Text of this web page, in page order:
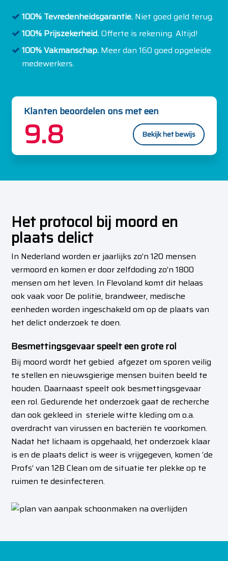
100% Tevredenheidsgarantie. Niet goed geld terug.
100% Prijszekerheid. Offerte is rekening. Altijd!
100% Vakmanschap. Meer dan 160 goed opgeleide
medewerkers.
Klanten beoordelen ons met een
9.8 Bekijk het bewijs
Het protocol bij moord en
plaats delict
In Nederland worden er jaarlijks zo’n 120 mensen
vermoord en komen er door zelfdoding zo’n 1800
mensen om het leven. In Flevoland komt dit helaas
ook vaak voor De politie, brandweer, medische
eenheden worden ingeschakeld om op de plaats van
het delict onderzoek te doen.
Besmettingsgevaar speelt een grote rol
Bij moord wordt het gebied afgezet om sporen veilig
te stellen en nieuwsgierige mensen buiten beeld te
houden. Daarnaast speelt ook besmettingsgevaar
een rol. Gedurende het onderzoek gaat de recherche
dan ook gekleed in steriele witte kleding om o.a.
overdracht van virussen en bacteriën te voorkomen.
Nadat het lichaam is opgehaald, het onderzoek klaar
is en de plaats delict is weer is vrijgegeven, komen ‘de
Profs’ van 12B Clean om de situatie ter plekke op te
ruimen te desinfecteren.